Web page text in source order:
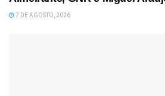
7 DE AGOSTO, 2026